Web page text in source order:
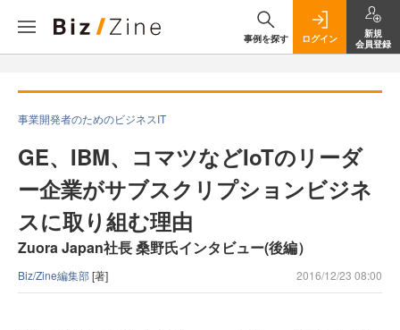
事例を探す ログイン
新規
会員登録
事業開発者のためのビジネスIT
GE、IBM、コマツなどIoTのリーダ
ー企業がサブスクリプションビジネ
スに取り組む理由
Zuora Japan社長 桑野氏インタビュー(後編）
Biz/Zine編集部[著] 2016/12/23 08:00